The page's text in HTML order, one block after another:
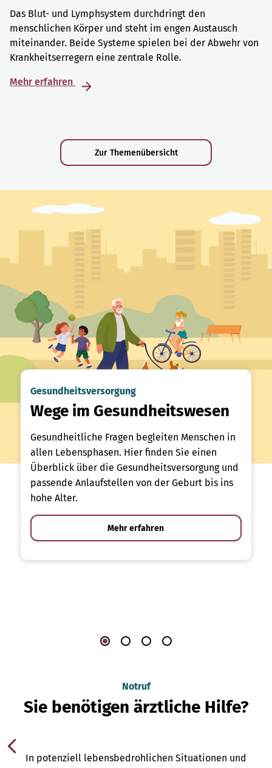
Das Blut- und Lymphsystem durchdringt den
menschlichen Körper und steht im engen Austausch
miteinander. Beide Systeme spielen bei der Abwehr von
Krankheitserregern eine zentrale Rolle.
Mehr erfahren
Zur Themenübersicht
Gesundheitsversorgung
Wege im Gesundheitswesen
Gesundheitliche Fragen begleiten Menschen in
allen Lebensphasen. Hier finden Sie einen
Überblick über die Gesundheitsversorgung und
passende Anlaufstellen von der Geburt bis ins
hohe Alter.
Mehr erfahren
Notruf
Sie benötigen ärztliche Hilfe?
In potenziell lebensbedrohlichen Situationen und